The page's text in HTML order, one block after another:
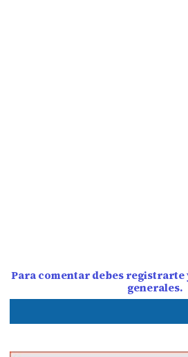
Para comentar debes registrarte
generales.